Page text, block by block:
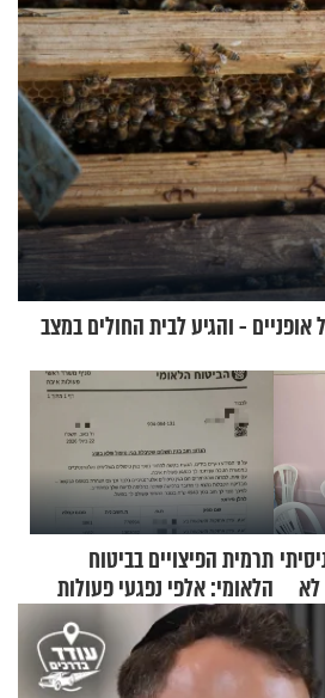
- והגיע לבית החולים במצב
תרמית הפיצויים בביטוח
הלאומי: אלפי נפגעי פעולות
איבה קיבלו כספים במירמה